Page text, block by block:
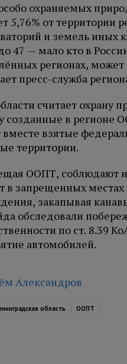
охраняемых
5,76% от территории
и земель иных
47 — мало кто в
регионах, может
пресс-служба
считает охрану
созданные в регионе
вместе взятые
территории.
ООПТ, соблюдают
в запрещенных
закапывая
обследовали
по ст. 8.39
автомобилей.
Александров
область ООПТ